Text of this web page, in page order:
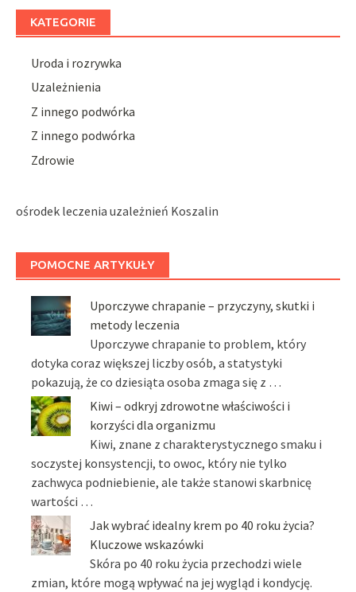
KATEGORIE
Uroda i rozrywka
Uzależnienia
Z innego podwórka
Z innego podwórka
Zdrowie
ośrodek leczenia uzależnień Koszalin
POMOCNE ARTYKUŁY
Uporczywe chrapanie – przyczyny, skutki i
metody leczenia
Uporczywe chrapanie to problem, który
dotyka coraz większej liczby osób, a statystyki
pokazują, że co dziesiąta osoba zmaga się z …
Kiwi – odkryj zdrowotne właściwości i
korzyści dla organizmu
Kiwi, znane z charakterystycznego smaku i
soczystej konsystencji, to owoc, który nie tylko
zachwyca podniebienie, ale także stanowi skarbnicę
wartości …
Jak wybrać idealny krem po 40 roku życia?
Kluczowe wskazówki
Skóra po 40 roku życia przechodzi wiele
zmian, które mogą wpływać na jej wygląd i kondycję.